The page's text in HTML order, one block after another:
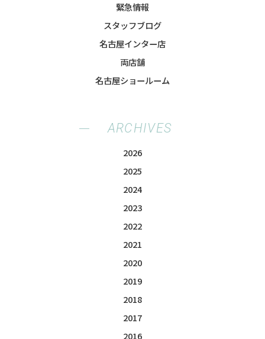
緊急情報
スタッフブログ
名古屋インター店
両店舗
名古屋ショールーム
ARCHIVES
2026
2025
2024
2023
2022
2021
2020
2019
2018
2017
2016